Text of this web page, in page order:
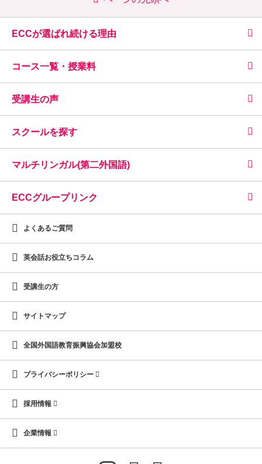
ECCが選ばれ続ける理由
コース一覧・授業料
受講生の声
スクールを探す
マルチリンガル(第二外国語)
ECCグループリンク
よくあるご質問
英会話お役立ちコラム
受講生の方
サイトマップ
全国外国語教育振興協会加盟校
プライバシーポリシー
採用情報
企業情報